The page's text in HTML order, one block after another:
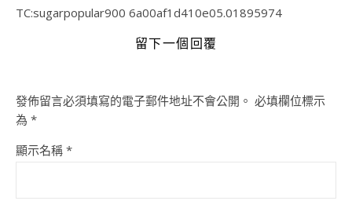
TC:sugarpopular900 6a00af1d410e05.01895974
留下一個回覆
發佈留言必須填寫的電子郵件地址不會公開。 必填欄位標示
為 *
顯示名稱 *